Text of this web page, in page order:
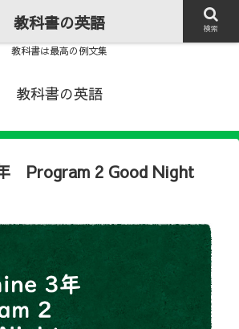
教科書は最高の例文集
教科書の英語
Program 2 Good Night
教科書の英語 検索